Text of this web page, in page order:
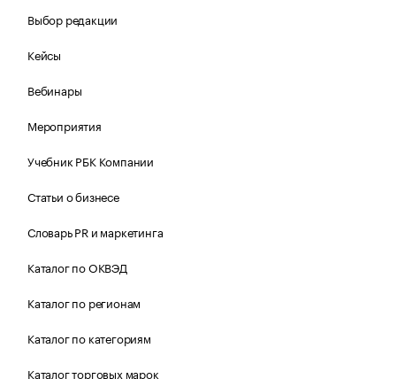
Выбор редакции
Кейсы
Вебинары
Мероприятия
Учебник РБК Компании
Статьи о бизнесе
Словарь PR и маркетинга
Каталог по ОКВЭД
Каталог по регионам
Каталог по категориям
Каталог торговых марок